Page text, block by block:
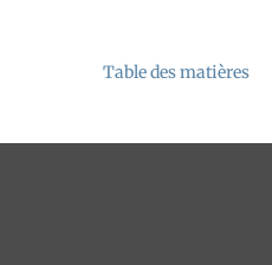
Table des matières